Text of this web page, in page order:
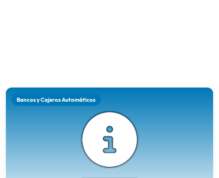
Bancos y Cajeros Automáticos